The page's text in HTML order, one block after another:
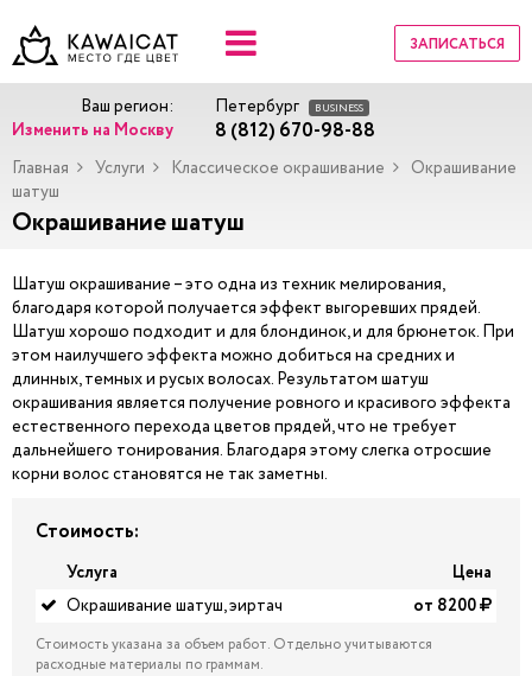
ЗАПИСАТЬСЯ
Ваш регион:
Изменить на Москву
Петербург BUSINESS
8 (812) 670-98-88
Главная Услуги Классическое окрашивание
Окрашивание
шатуш
Окрашивание шатуш
Шатуш окрашивание – это одна из техник мелирования,
благодаря которой получается эффект выгоревших прядей.
Шатуш хорошо подходит и для блондинок, и для брюнеток. При
этом наилучшего эффекта можно добиться на средних и
длинных, темных и русых волосах. Результатом шатуш
окрашивания является получение ровного и красивого эффекта
естественного перехода цветов прядей, что не требует
дальнейшего тонирования. Благодаря этому слегка отросшие
корни волос становятся не так заметны.
Стоимость:
Услуга
Цена
Окрашивание шатуш, эиртач
от 8200
Стоимость указана за объем работ. Отдельно учитываются
расходные материалы по граммам.